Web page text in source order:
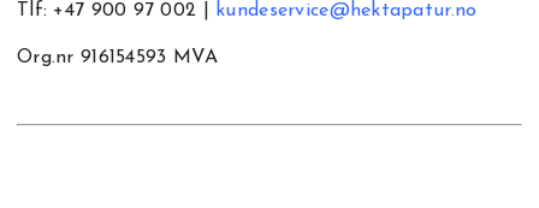
Tlf: +47 900 97 002 | kundeservice@hektapatur.no
Org.nr 916154593 MVA